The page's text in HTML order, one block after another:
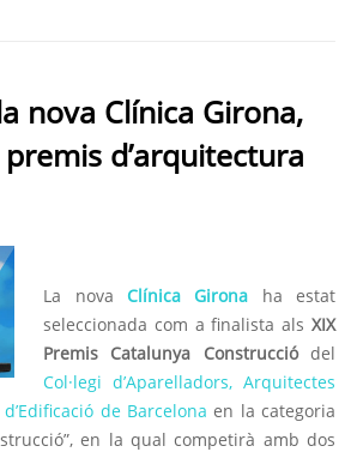
nova Clínica Girona,
d’arquitectura
La nova Clínica Girona ha estat
seleccionada com a finalista als XIX
Premis Catalunya Construcciódel
Col·legi d’Aparelladors, Arquitectes
de Barcelona en la categoria
en la qual competirà amb dos